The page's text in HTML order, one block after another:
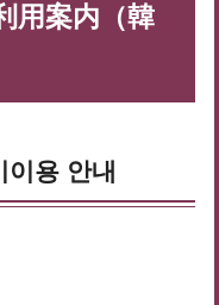
用案内（韓
용 안내